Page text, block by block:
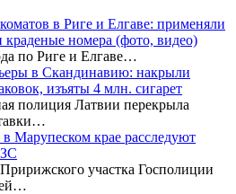
в Риге и Елгаве: применяли
краденые номера (фото, видео)
по Риге и Елгаве…
в Скандинавию: накрыли
изъяты 4 млн. сигарет
полиция Латвии перекрыла
в Марупеском крае расследуют
участка Госполиции